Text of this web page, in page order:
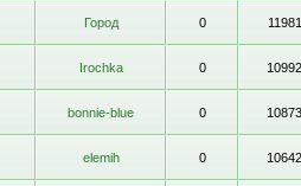
Город 0
Irochka 0
bonnie-blue 0
elemih 0